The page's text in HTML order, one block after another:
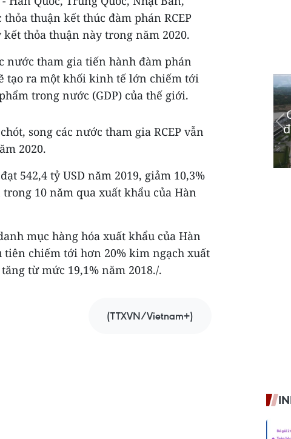
thuận kết thúc đàm phán RCEP
thỏa thuận này trong năm 2020.
nước tham gia tiến hành đàm phán
tạo ra một khối kinh tế lớn chiếm tới
trong nước (GDP) của thế giới.
song các nước tham gia RCEP vẫn
2020.
542,4 tỷ USD năm 2019, giảm 10,3%
10 năm qua xuất khẩu của Hàn
mục hàng hóa xuất khẩu của Hàn
tiên chiếm tới hơn 20% kim ngạch xuất
từ mức 19,1% năm 2018./.
(TTXVN/Vietnam+)